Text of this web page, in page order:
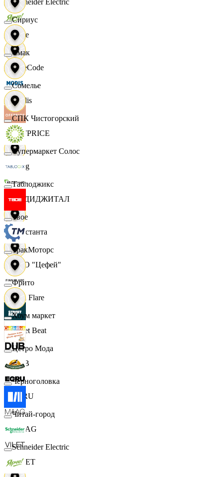
Schneider Electric
Ярче
FaceCode
Modis
OFFPRICE
string
X5 ДИДЖИТАЛ
Константа
ООО "Цефей"
Finn Flare
Street Beat
DUB
ECRU
MAAG
VILET
Сириус
Смак
Сомелье
СПК Чистогорский
Супермаркет Солос
Таблоджикс
Твое
ТракМоторс
Фрито
Хоум маркет
Цетро Мода
Черноголовка
Читай-город
Schneider Electric